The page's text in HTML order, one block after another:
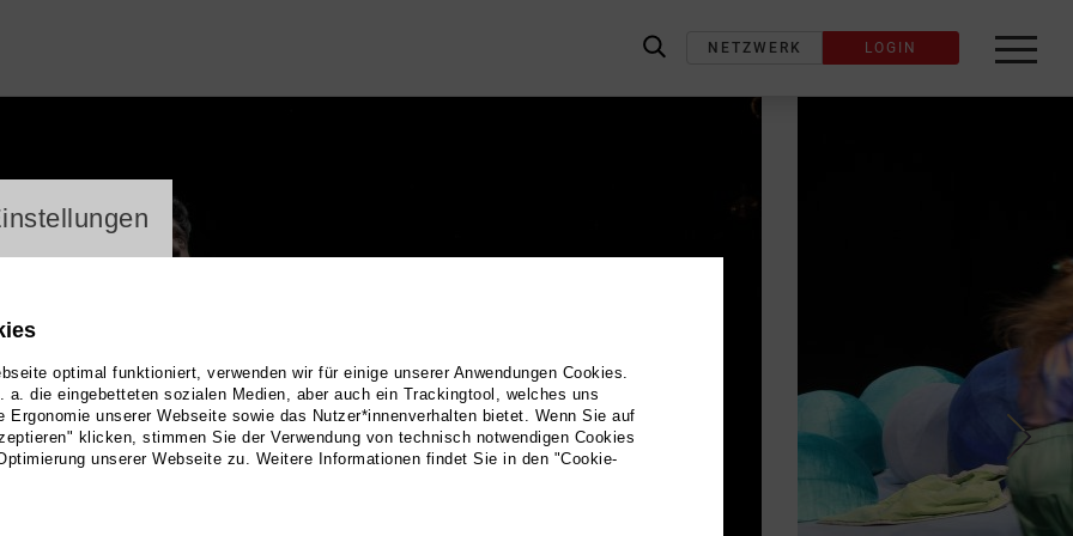
label_search
NETZWERK LOGIN
optimal funktioniert, verwenden wir für einige unserer Anwendungen Cookies.
a. die eingebetteten sozialen Medien, aber auch ein Trackingtool, welches uns
Ergonomie unserer Webseite sowie das Nutzer*innenverhalten bietet. Wenn Sie auf
klicken, stimmen Sie der Verwendung von technisch notwendigen Cookies
unserer Webseite zu. Weitere Informationen findet Sie in den "Cookie-